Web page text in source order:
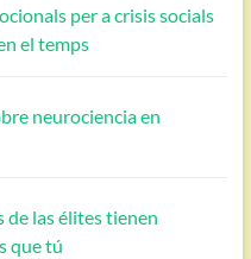
per a crisis socials
el temps
neurociencia en
de las élites tienen
que tú